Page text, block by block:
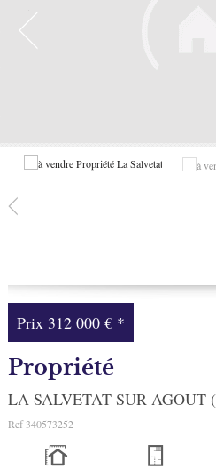
Ma sélection
Prix312 000 € *
Propriété
LA SALVETAT SUR AGOUT
Ref 340573252